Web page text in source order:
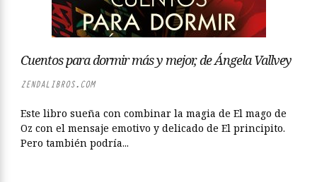
Cuentos para dormir más y mejor, de Ángela Vallvey
ZENDALIBROS.COM
Este libro sueña con combinar la magia de El mago de
Oz con el mensaje emotivo y delicado de El principito.
Pero también podría...